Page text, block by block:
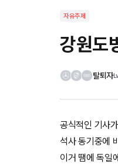
자유주제
강원도
탈퇴자
공식적인 기사
석사 동기중에
이거 땜에 독일